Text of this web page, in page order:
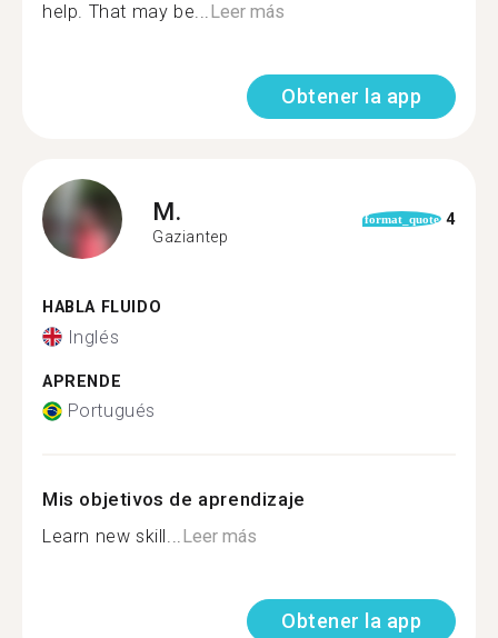
help. That may be...Leer más
Obtener la app
M.
Gaziantep
format_quote 4
HABLA FLUIDO
Inglés
APRENDE
Portugués
Mis objetivos de aprendizaje
Learn new skill...Leer más
Obtener la app